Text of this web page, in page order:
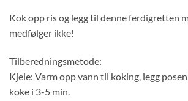
Kok opp ris og legg til denne ferdigretten
medfølger ikke!
Tilberedningsmetode:
Kjele: Varm opp vann til koking, legg
koke i 3-5 min.